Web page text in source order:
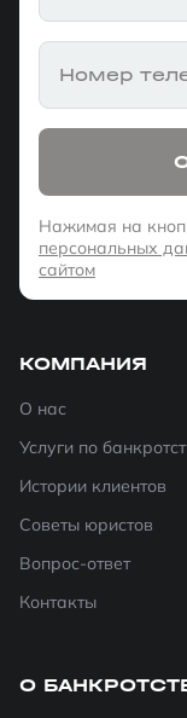
Номер
Нажимая на
персональных
сайтом
КОМПАНИЯ
О нас
Услуги по
Истории клиентов
Советы юристов
Вопрос-ответ
Контакты
О